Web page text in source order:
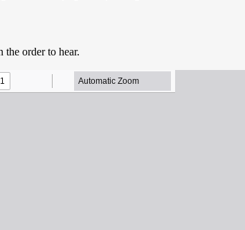
the order to hear.